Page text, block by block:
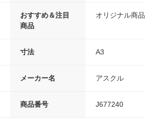
おすすめ＆注目
商品
オリジナル商品
寸法 A3
メーカー名 アスクル
商品番号 J677240